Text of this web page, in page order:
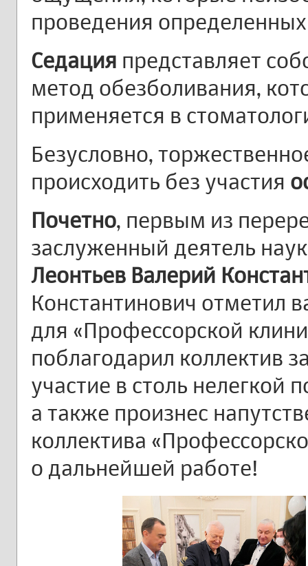
проведения
Седация представляет
метод обезболивания,
применяется в
Безусловно,
происходить без участия
Почетно, первым из
заслуженный деятель
Леонтьев Валерий
Константинович отметил
для «Профессорской
поблагодарил коллектив
участие в столь нелегкой
а также произнес
коллектива
о дальнейшей работе!